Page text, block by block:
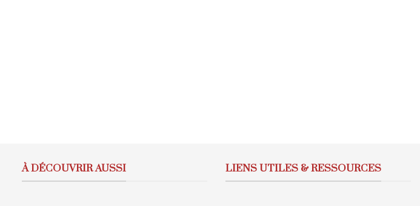
À DÉCOUVRIR AUSSI LIENS UTILES & RESSOURCES